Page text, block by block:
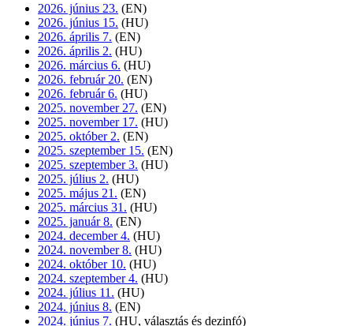
2026. június 23. (EN)
2026. június 15. (HU)
2026. április 7. (EN)
2026. április 2. (HU)
2026. március 6. (HU)
2026. február 20. (EN)
2026. február 6. (HU)
2025. november 27. (EN)
2025. november 17. (HU)
2025. október 2. (EN)
2025. szeptember 15. (EN)
2025. szeptember 3. (HU)
2025. július 2. (HU)
2025. május 21. (EN)
2025. március 31. (HU)
2025. január 8. (EN)
2024. december 4. (HU)
2024. november 8. (HU)
2024. október 10. (HU)
2024. szeptember 4. (HU)
2024. július 11. (HU)
2024. június 8. (EN)
2024. június 7. (HU, választás és dezinfó)